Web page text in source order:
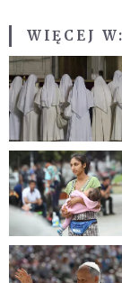
WIĘCEJ W: